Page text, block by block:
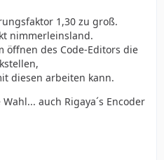
1,30 zu groß.
nimmerleinsland.
öffnen des Code-Editors die
diesen arbeiten kann.
auch Rigaya´s Encoder